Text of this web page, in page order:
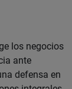
los negocios
ante
defensa en